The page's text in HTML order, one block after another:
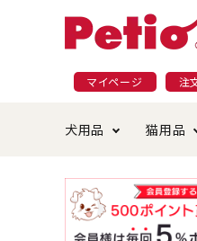
マイページ 注
犬用品
ドッグフード
猫用品
ごはん・おやつ
プラクト
夜のお散歩特
国産フード&おやつ
ショッピング